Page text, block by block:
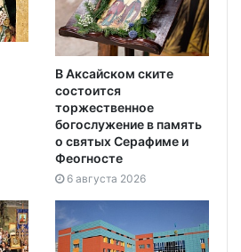
В Аксайском ските
состоится
торжественное
богослужение в память
о святых Серафиме и
Феогносте
6 августа 2026